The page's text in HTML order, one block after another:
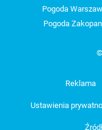
Pogoda
Pogoda
Reklama
Ustawienia